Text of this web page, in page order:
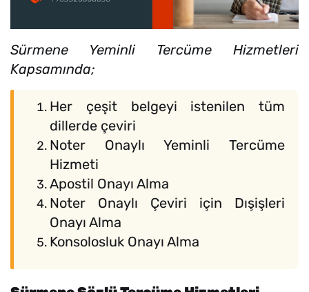
Sürmene Yeminli Tercüme Hizmetleri
Kapsamında;
Her çeşit belgeyi istenilen tüm
dillerde çeviri
Noter Onaylı Yeminli Tercüme
Hizmeti
Apostil Onayı Alma
Noter Onaylı Çeviri için Dışişleri
Onayı Alma
Konsolosluk Onayı Alma